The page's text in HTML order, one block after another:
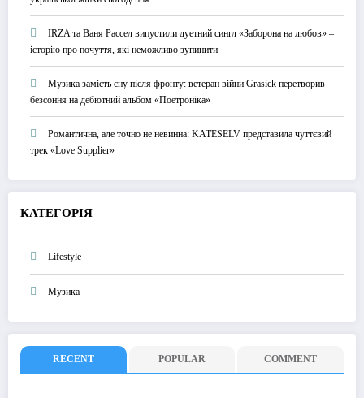
IRZA та Ваня Рассел випустили дуетний сингл «Заборона на любов» –
історію про почуття, які неможливо зупинити
Музика замість сну після фронту: ветеран війни Grasick перетворив
безсоння на дебютний альбом «Поетроніка»
Романтична, але точно не невинна: KATESELV представила чуттєвий
трек «Love Supplier»
КАТЕГОРІЯ
Lifestyle
Музика
RECENT POPULAR COMMENT